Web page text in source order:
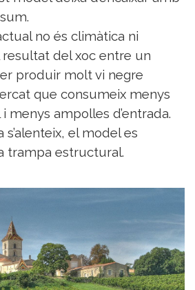
no és climàtica ni
del xoc entre un
produir molt vi negre
que consumeix menys
menys ampolles d’entrada.
el model es
trampa estructural.